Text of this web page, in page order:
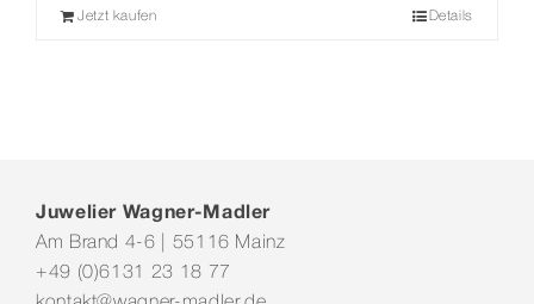
Jetzt kaufen Details
Juwelier Wagner-Madler
Am Brand 4-6 | 55116 Mainz
+49 (0)6131 23 18 77